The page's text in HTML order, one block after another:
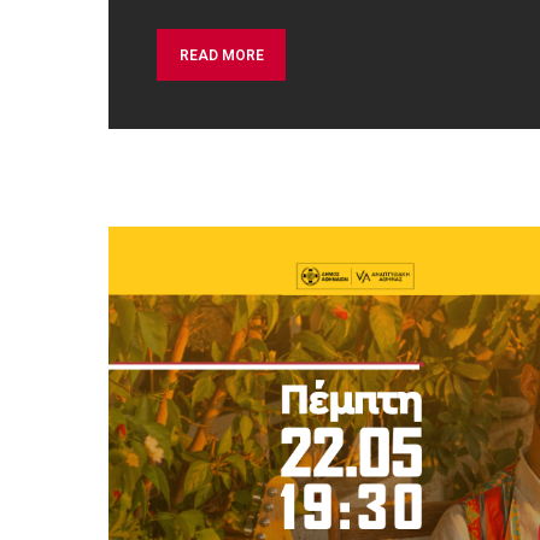
READ MORE